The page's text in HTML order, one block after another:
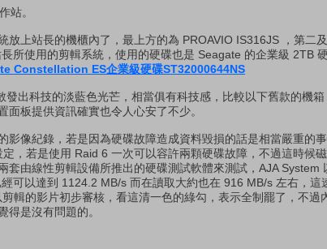
站。
放上站長的機櫃內了，最上方的為 PROAVIO IS316JS ，第二
所使用的剪輯系統，使用的硬碟也是 Seagate 的企業級 2TB
Constellation ES企業級硬碟ST32000644NS
發出科技的淡藍色光芒，相當俱有科技感，比較以下舊款的機
板提供資訊確實也令人心安了不少。
影像紀錄，若是因為硬碟故障造成資料毀損的話是相當嚴重的
定，若是使用 Raid 6 一次可以容許兩顆硬碟故障，不過這時候
套由線性剪輯設備所推出的硬碟測試軟體來測試，AJA System
可以達到 1124.2 MB/s 而在讀取大約也在 916 MB/s 左右，這
輯的影片初步審核，看這清一色的綠勾，表示全制罷了，不過
得是沒有問題的。